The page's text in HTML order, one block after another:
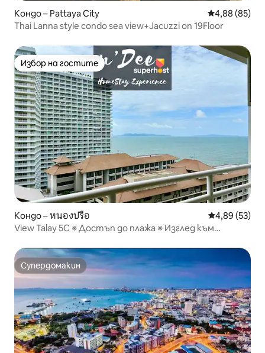
Кондо – Pattaya City Средна
4,88 (85)
Thai Lanna style condo sea view+Jacuzzi on 19Floor
Избор на гостите
Избор на гостите
Кондо – หนองปรือ Средна
4,89 (53)
View Talay 5C ※ Достъп до плажа ※ Изглед към
Супердомакин
Супердомакин